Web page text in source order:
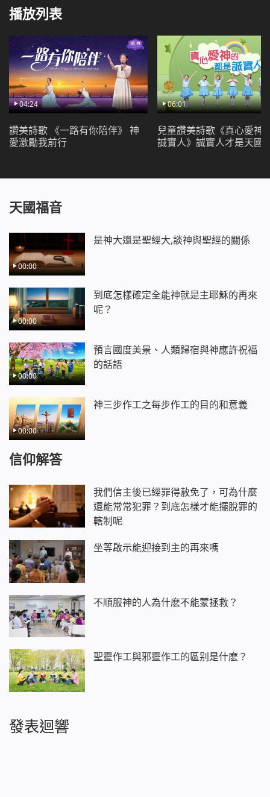
天天活在神話的引導之下，蒙神祝福有聖靈帶領，
接受神的鑒察活在神面前，真心愛神就是幸福快樂。
天天活在神話的引導之下，蒙神祝福有聖靈帶領，
基督的國度是誠實人的天堂，
是誠實人的美好家鄉美好家鄉。
《跟隨羔羊唱新歌》
播放列表
04:24
讚美詩歌 《一路有你陪伴》 神
愛激勵我前行
06:01
兒童讚美詩歌《真心愛神
誠實人》誠實人才是天國
天國福音
00:00
是神大還是聖經大,談神與聖經的關係
00:00
到底怎樣確定全能神就是主耶穌的再來
呢？
00:00
預言國度美景、人類歸宿與神應許祝福
的話語
00:00
神三步作工之每步作工的目的和意義
信仰解答
我們信主後已經罪得赦免了，可為什麼
還能常常犯罪？到底怎樣才能擺脫罪的
轄制呢
坐等啟示能迎接到主的再來嗎
不順服神的人為什麽不能蒙拯救？
聖靈作工與邪靈作工的區别是什麽？
發表迴響